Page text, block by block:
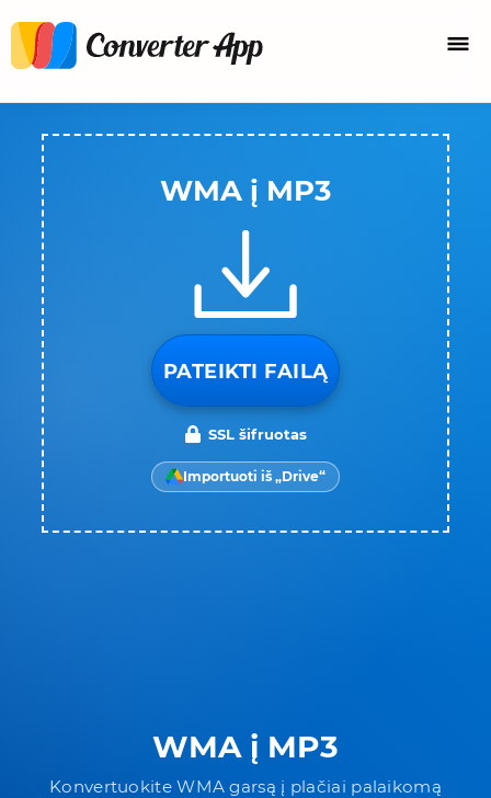
WMA į MP3
Konvertuokite WMA garsą į plačiai palaikomą
WMA į MP3
PATEIKTI FAILĄ
SSL šifruotas
Importuoti iš „Drive“